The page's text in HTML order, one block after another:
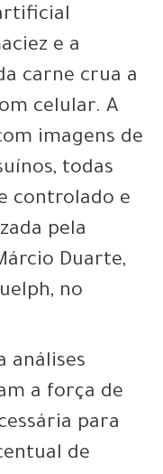
e a
carne crua a
celular. A
imagens de
todas
controlado e
pela
Duarte,
no
análises
a força de
para
de